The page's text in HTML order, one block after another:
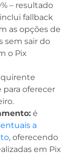
– resultado
fallback
as opções de
sem sair do
o Pix
para oferecer
é
a
, oferecendo
em Pix